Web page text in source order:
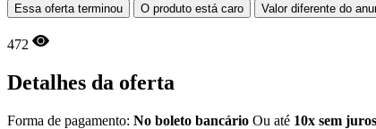
Essa oferta terminou O produto está caro Valor diferente do
472
Detalhes da oferta
Forma de pagamento: No boleto bancário Ou até 10x sem